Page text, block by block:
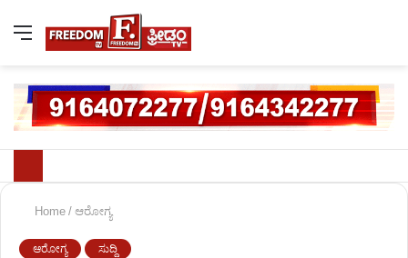
Home / ಆರೋಗ್ಯ
ಆರೋಗ್ಯ ಸುದ್ದಿ